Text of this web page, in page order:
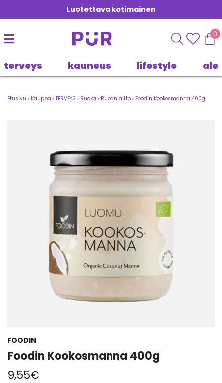
Luotettava kotimainen
0
terveys kauneus lifestyle ale
Etusivu › Kauppa › TERVEYS › Ruoka › Ruoanlaitto › Foodin Kookosmanna 400g
FOODIN
Foodin Kookosmanna 400g
9,55€